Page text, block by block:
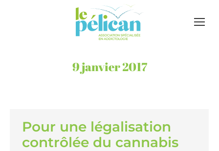
9 janvier 2017
Pour une légalisation
contrôlée du cannabis